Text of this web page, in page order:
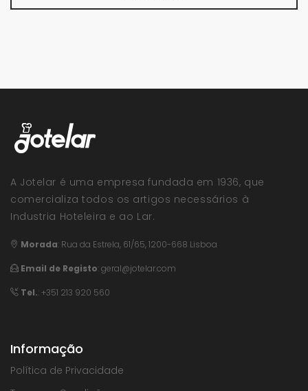
A Jotelar é uma empresa fundada em 1936, que
comercializa todos os artigos necessários à
Industria Hoteleira e ao Lar.
Morada: Rua da Estrela, 61/65, 1200-668 Lisboa
Email de Registo:geral@jotelar.com
Tel.: +351 213 920 560
Informação
Política de Privacidade